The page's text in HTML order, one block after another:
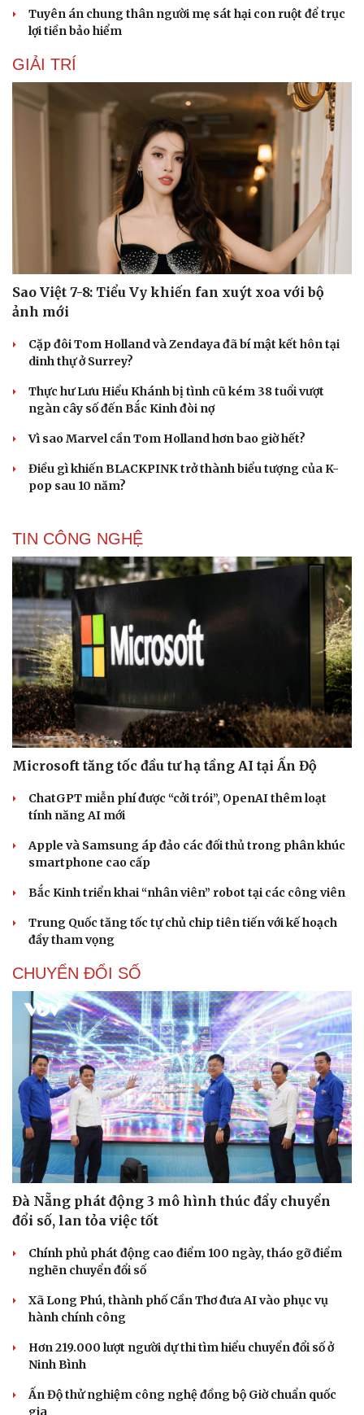
Cải chính
Tuyên án chung thân người mẹ sát hại con ruột để trục
lợi tiền bảo hiểm
GIẢI TRÍ
Sao Việt 7-8: Tiểu Vy khiến fan xuýt xoa với bộ
ảnh mới
Cặp đôi Tom Holland và Zendaya đã bí mật kết hôn tại
dinh thự ở Surrey?
Thực hư Lưu Hiểu Khánh bị tình cũ kém 38 tuổi vượt
ngàn cây số đến Bắc Kinh đòi nợ
Vì sao Marvel cần Tom Holland hơn bao giờ hết?
Điều gì khiến BLACKPINK trở thành biểu tượng của K-
pop sau 10 năm?
TIN CÔNG NGHỆ
Microsoft tăng tốc đầu tư hạ tầng AI tại Ấn Độ
ChatGPT miễn phí được “cởi trói”, OpenAI thêm loạt
tính năng AI mới
Apple và Samsung áp đảo các đối thủ trong phân khúc
smartphone cao cấp
Bắc Kinh triển khai “nhân viên” robot tại các công viên
Trung Quốc tăng tốc tự chủ chip tiên tiến với kế hoạch
đầy tham vọng
CHUYỂN ĐỔI SỐ
Đà Nẵng phát động 3 mô hình thúc đẩy chuyển
đổi số, lan tỏa việc tốt
Chính phủ phát động cao điểm 100 ngày, tháo gỡ điểm
nghẽn chuyển đổi số
Xã Long Phú, thành phố Cần Thơ đưa AI vào phục vụ
hành chính công
Hơn 219.000 lượt người dự thi tìm hiểu chuyển đổi số ở
Ninh Bình
Ấn Độ thử nghiệm công nghệ đồng bộ Giờ chuẩn quốc
gia